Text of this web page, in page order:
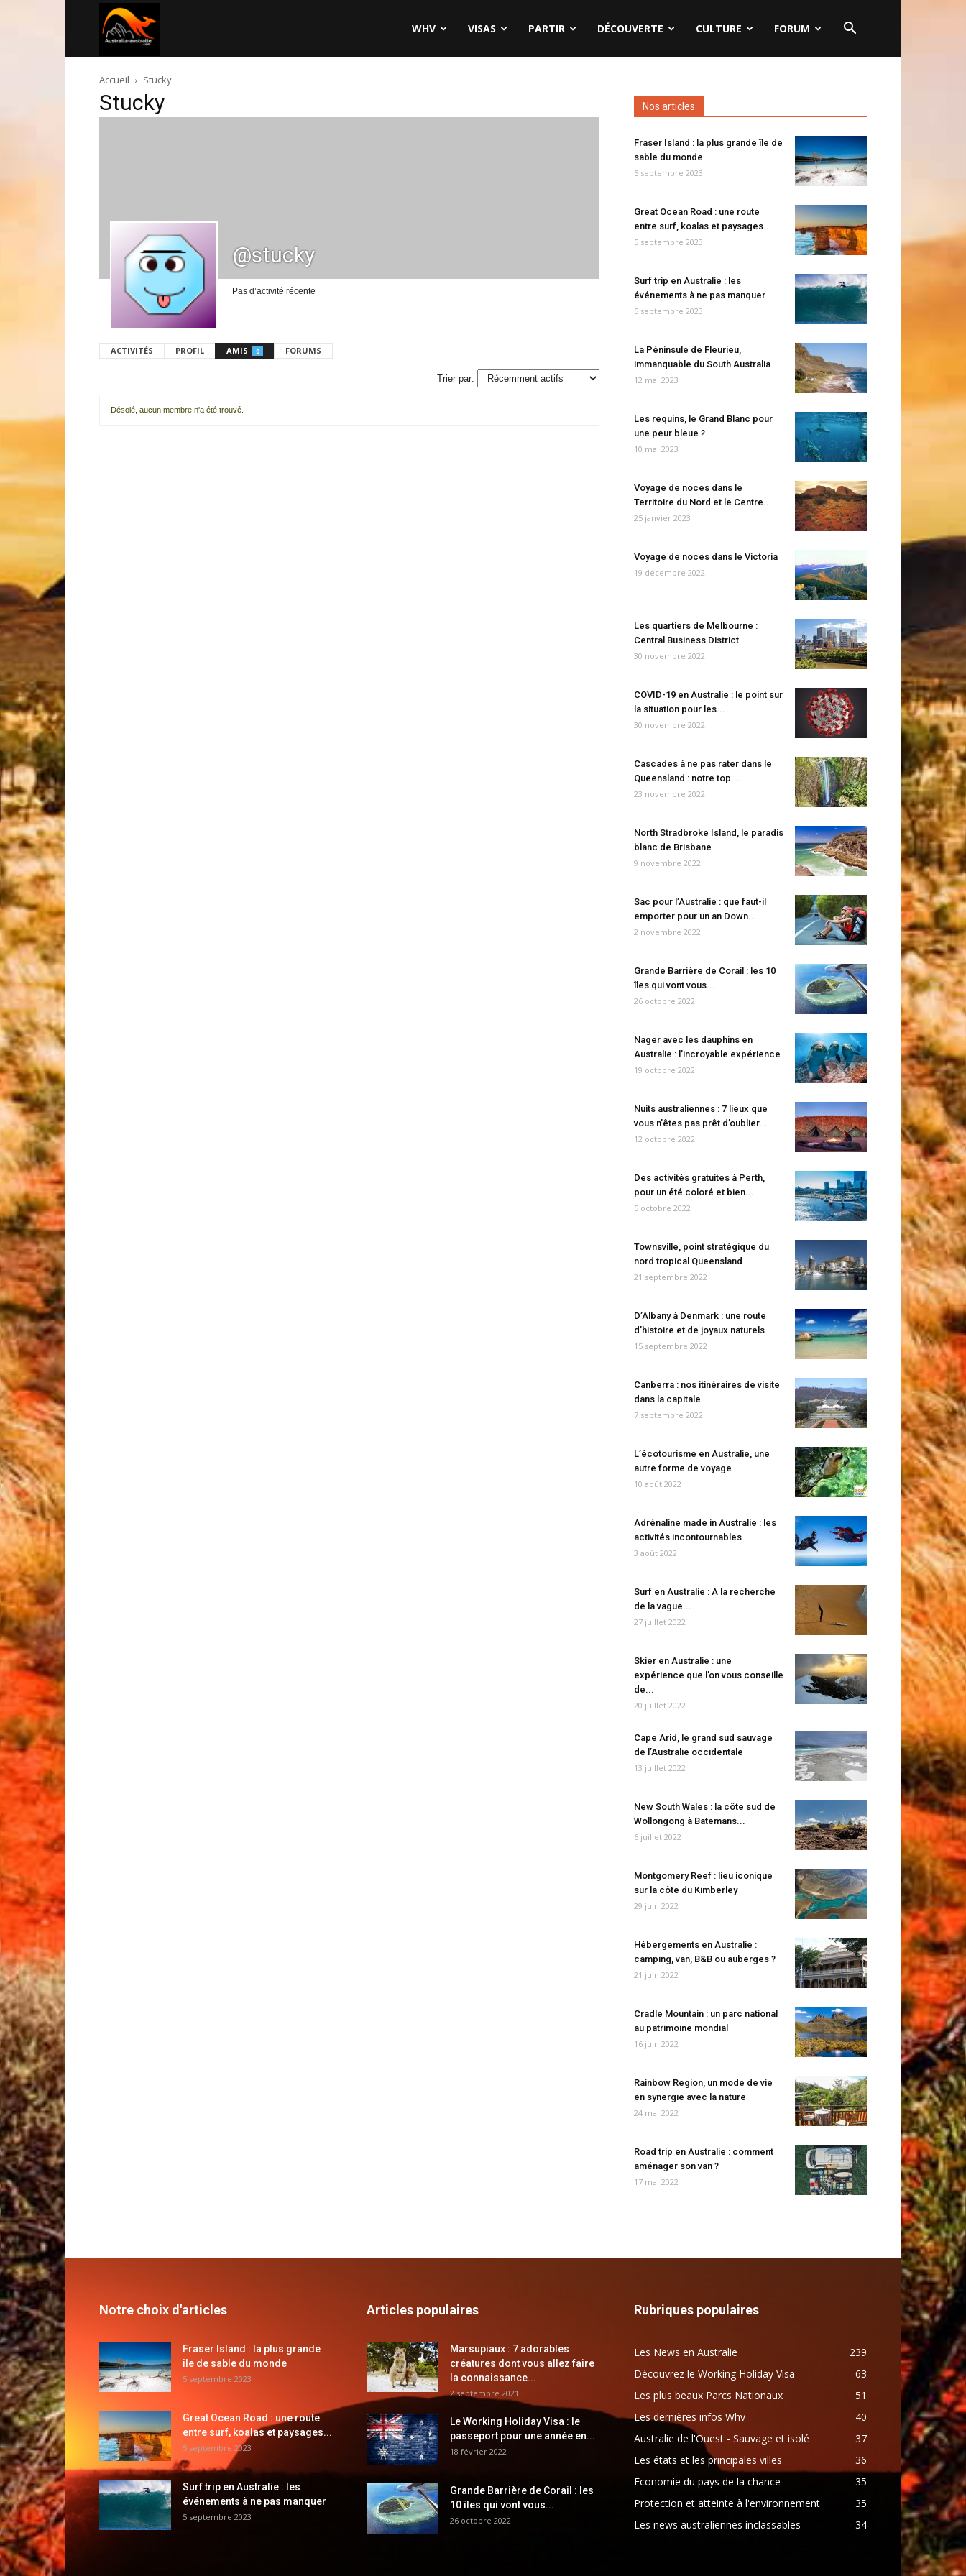
australie.com
WHV VISAS PARTIR DÉCOUVERTE CULTURE FORUM
Accueil Stucky
Stucky
@stucky
Pas d’activité récente
ACTIVITÉS PROFIL AMIS 0 FORUMS
Trier par:
Désolé, aucun membre n'a été trouvé.
Nos articles
Fraser Island : la plus grande île de
sable du monde
5 septembre 2023
Great Ocean Road : une route
entre surf, koalas et paysages...
5 septembre 2023
Surf trip en Australie : les
événements à ne pas manquer
5 septembre 2023
La Péninsule de Fleurieu,
immanquable du South Australia
12 mai 2023
Les requins, le Grand Blanc pour
une peur bleue ?
10 mai 2023
Voyage de noces dans le
Territoire du Nord et le Centre...
25 janvier 2023
Voyage de noces dans le Victoria
19 décembre 2022
Les quartiers de Melbourne :
Central Business District
30 novembre 2022
COVID-19 en Australie : le point sur
la situation pour les...
30 novembre 2022
Cascades à ne pas rater dans le
Queensland : notre top...
23 novembre 2022
North Stradbroke Island, le paradis
blanc de Brisbane
9 novembre 2022
Sac pour l’Australie : que faut-il
emporter pour un an Down...
2 novembre 2022
Grande Barrière de Corail : les 10
îles qui vont vous...
26 octobre 2022
Nager avec les dauphins en
Australie : l’incroyable expérience
19 octobre 2022
Nuits australiennes : 7 lieux que
vous n’êtes pas prêt d’oublier...
12 octobre 2022
Des activités gratuites à Perth,
pour un été coloré et bien...
5 octobre 2022
Townsville, point stratégique du
nord tropical Queensland
21 septembre 2022
D’Albany à Denmark : une route
d’histoire et de joyaux naturels
15 septembre 2022
Canberra : nos itinéraires de visite
dans la capitale
7 septembre 2022
L’écotourisme en Australie, une
autre forme de voyage
10 août 2022
Adrénaline made in Australie : les
activités incontournables
3 août 2022
Surf en Australie : A la recherche
de la vague...
27 juillet 2022
Skier en Australie : une
expérience que l’on vous conseille
de...
20 juillet 2022
Cape Arid, le grand sud sauvage
de l’Australie occidentale
13 juillet 2022
New South Wales : la côte sud de
Wollongong à Batemans...
6 juillet 2022
Montgomery Reef : lieu iconique
sur la côte du Kimberley
29 juin 2022
Hébergements en Australie :
camping, van, B&B ou auberges ?
21 juin 2022
Cradle Mountain : un parc national
au patrimoine mondial
16 juin 2022
Rainbow Region, un mode de vie
en synergie avec la nature
24 mai 2022
Road trip en Australie : comment
aménager son van ?
17 mai 2022
Notre choix d'articles
Fraser Island : la plus grande
île de sable du monde
5 septembre 2023
Great Ocean Road : une route
entre surf, koalas et paysages...
5 septembre 2023
Surf trip en Australie : les
événements à ne pas manquer
5 septembre 2023
Articles populaires
Marsupiaux : 7 adorables
créatures dont vous allez faire
la connaissance...
2 septembre 2021
Le Working Holiday Visa : le
passeport pour une année en...
18 février 2022
Grande Barrière de Corail : les
10 îles qui vont vous...
26 octobre 2022
Rubriques populaires
Les News en Australie
239
Découvrez le Working Holiday Visa
63
Les plus beaux Parcs Nationaux
51
Les dernières infos Whv
40
Australie de l'Ouest - Sauvage et isolé
37
Les états et les principales villes
36
Economie du pays de la chance
35
Protection et atteinte à l'environnement
35
Les news australiennes inclassables
34